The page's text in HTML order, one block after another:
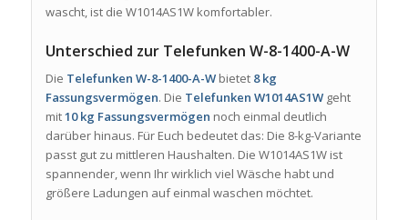
wascht, ist die W1014AS1W komfortabler.
Unterschied zur Telefunken W-8-1400-A-W
Die Telefunken W-8-1400-A-Wbietet 8 kg
Fassungsvermögen. Die Telefunken W1014AS1Wgeht
mit10 kg Fassungsvermögen noch einmal deutlich
darüber hinaus. Für Euch bedeutet das: Die 8-kg-Variante
passt gut zu mittleren Haushalten. Die W1014AS1W ist
spannender, wenn Ihr wirklich viel Wäsche habt und
größere Ladungen auf einmal waschen möchtet.